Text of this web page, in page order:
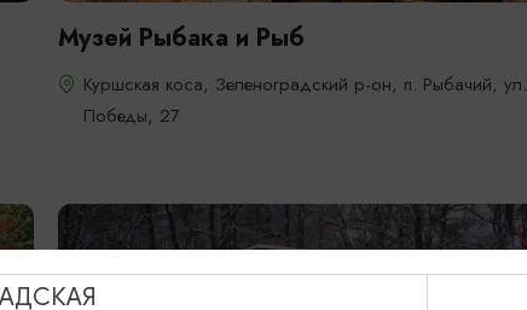
Музей Рыбака и Рыб
Куршская коса, Зеленоградский р-он, п. Рыбачий, ул.
Победы, 27